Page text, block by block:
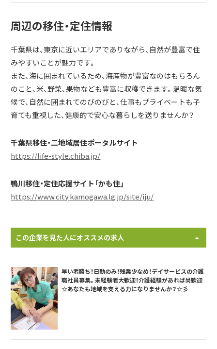
周辺の移住・定住情報
千葉県は、東京に近いエリアでありながら、自然が豊富で住
みやすいことが魅力です。
また、海に囲まれているため、海産物が豊富なのはもちろん
のこと、米、野菜、果物なども豊富に収穫できます。温暖な気
候で、自然に囲まれてのびのびと、仕事もプライベートも子
育ても重視した、健康的で安心な暮らしを送りませんか？
千葉県移住・二地域居住ポータルサイト
https://life-style.chiba.jp/
鴨川移住・定住応援サイト「かも住」
https://www.city.kamogawa.lg.jp/site/iju/
この企業を見た人にオススメの求人
早い者勝ち！日勤のみ！残業少なめ！デイサービスの介護
職社員募集。未経験者大歓迎！介護経験があれば尚歓迎
☆あなたも地域を支える力になりませんか？☆彡